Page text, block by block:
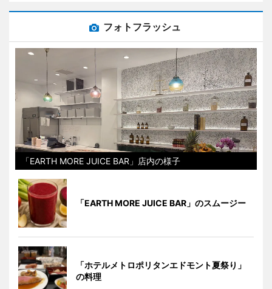
フォトフラッシュ
「EARTH MORE JUICE BAR」店内の様子
「EARTH MORE JUICE BAR」のスムージー
「ホテルメトロポリタンエドモント夏祭り」
の料理